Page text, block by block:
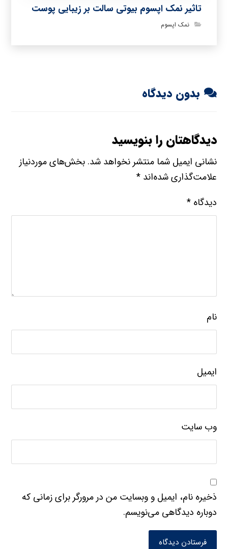
تاثیر نمک اپسوم بیوتی سالت بر زیبایی پوست
نمک اپسوم
بدون دیدگاه
دیدگاهتان را بنویسید
نشانی ایمیل شما منتشر نخواهد شد. بخش‌های موردنیاز
علامت‌گذاری شده‌اند*
دیدگاه*
نام
ایمیل
وب‌ سایت
ذخیره نام، ایمیل و وبسایت من در مرورگر برای زمانی که
دوباره دیدگاهی می‌نویسم.
فرستادن دیدگاه